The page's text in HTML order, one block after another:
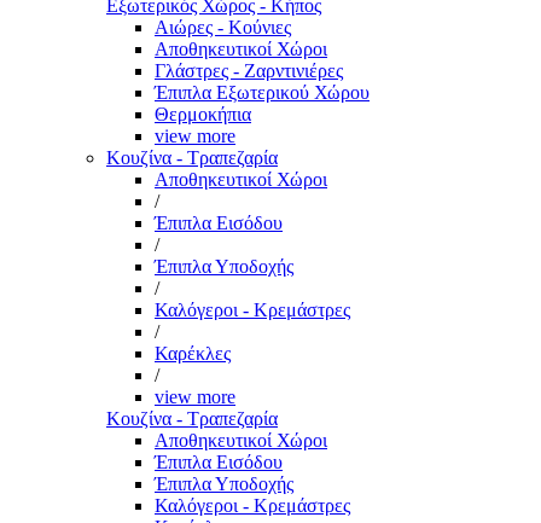
Εξωτερικός Χώρος - Κήπος
Αιώρες - Κούνιες
Αποθηκευτικοί Χώροι
Γλάστρες - Ζαρντινιέρες
Έπιπλα Εξωτερικού Χώρου
Θερμοκήπια
view more
Κουζίνα - Τραπεζαρία
Αποθηκευτικοί Χώροι
/
Έπιπλα Εισόδου
/
Έπιπλα Υποδοχής
/
Καλόγεροι - Κρεμάστρες
/
Καρέκλες
/
view more
Κουζίνα - Τραπεζαρία
Αποθηκευτικοί Χώροι
Έπιπλα Εισόδου
Έπιπλα Υποδοχής
Καλόγεροι - Κρεμάστρες